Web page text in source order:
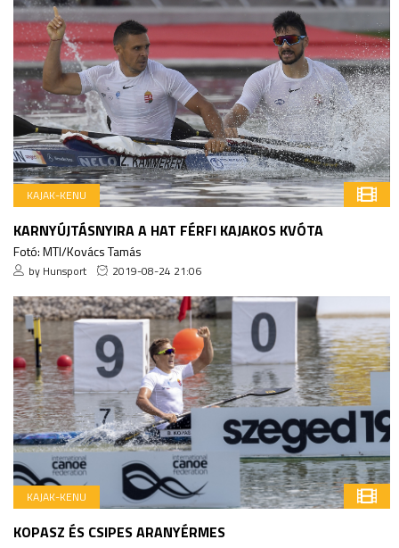
KAJAK-KENU
KARNYÚJTÁSNYIRA A HAT FÉRFI KAJAKOS KVÓTA
Fotó: MTI/Kovács Tamás
by Hunsport 2019-08-24 21:06
KAJAK-KENU
KOPASZ ÉS CSIPES ARANYÉRMES